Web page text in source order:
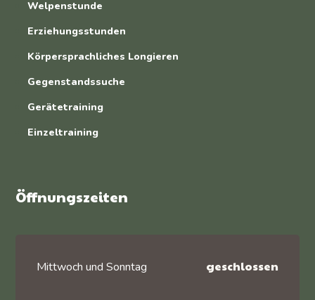
Welpenstunde
Erziehungsstunden
Körpersprachliches Longieren
Gegenstandssuche
Gerätetraining
Einzeltraining
Öffnungszeiten
Mittwoch und Sonntag geschlossen